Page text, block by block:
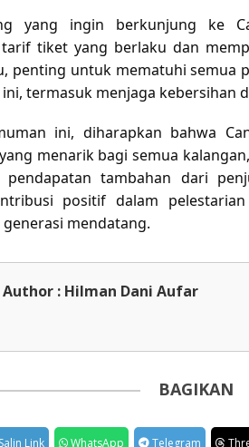
yang ingin berkunjung ke
tiket yang berlaku dan
penting untuk mematuhi semua
termasuk menjaga kebersihan
ini, diharapkan bahwa
menarik bagi semua
pendapatan tambahan dari
positif dalam
mendatang.
Author : Hilman Dani Aufar
BAGIKAN
Link WhatsApp Telegram